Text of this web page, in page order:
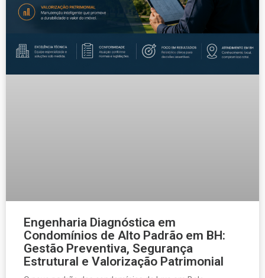
Engenharia Diagnóstica em
Condomínios de Alto Padrão em BH:
Gestão Preventiva, Segurança
Estrutural e Valorização Patrimonial